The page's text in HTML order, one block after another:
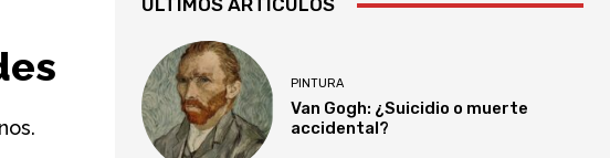
ULTIMOS ARTÍCULOS
PINTURA
Van Gogh: ¿Suicidio o muerte
accidental?